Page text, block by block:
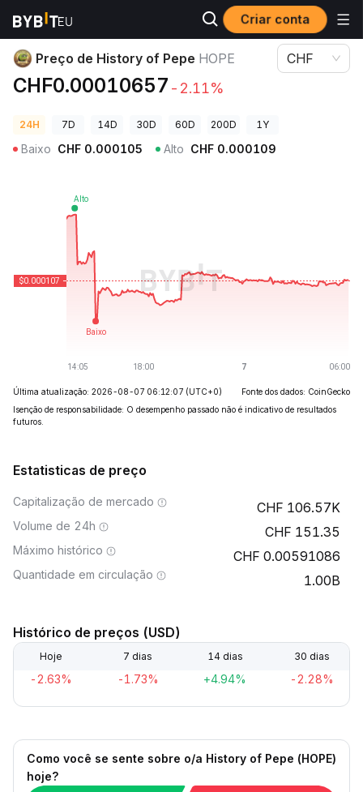
Criar conta
Preços de Criptomoedas Preço de History of Pepe HOPE
Preço de History of Pepe HOPE
CHF0.00010657 -2.11%
CHF
24H 7D 14D 30D 60D 200D 1Y
Baixo CHF 0.000105 Alto CHF 0.000109
Última atualização: 2026-08-07 06:12:07 (UTC+0)
Fonte dos dados: CoinGecko
Isenção de responsabilidade: O desempenho passado não é indicativo de resultados
futuros.
Estatisticas de preço
Capitalização de mercado 106.57K
Volume de 24h 151.35
Máximo histórico 0.00591086
Quantidade em circulação 1.00B
Histórico de preços (USD)
Hoje 7 dias 14 dias 30 dias
-2.63% -1.73% +4.94% -2.28%
Como você se sente sobre o/a History of Pepe (HOPE)
hoje?